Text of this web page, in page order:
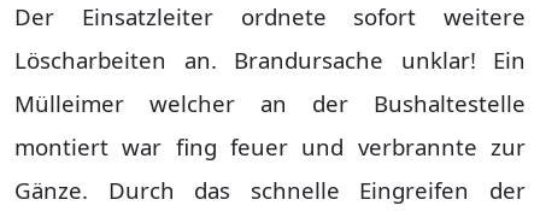
Der Einsatzleiter ordnete sofort weitere
Löscharbeiten an. Brandursache unklar! Ein
Mülleimer welcher an der Bushaltestelle
montiert war fing feuer und verbrannte zur
Gänze. Durch das schnelle Eingreifen der